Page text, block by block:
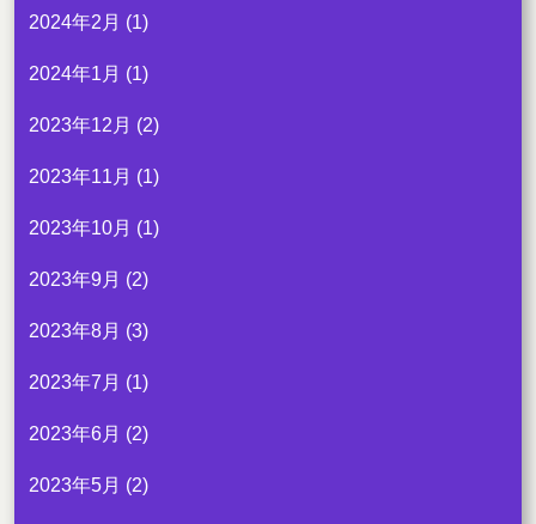
2024年2月 (1)
2024年1月 (1)
2023年12月 (2)
2023年11月 (1)
2023年10月 (1)
2023年9月 (2)
2023年8月 (3)
2023年7月 (1)
2023年6月 (2)
2023年5月 (2)